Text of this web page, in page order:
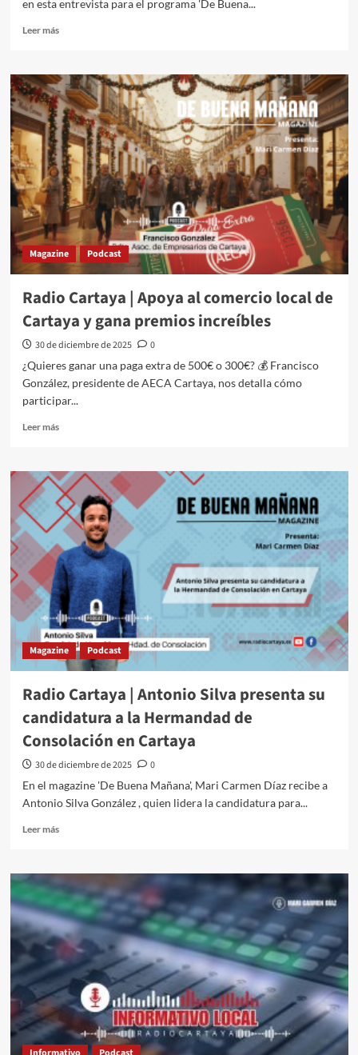
en esta entrevista para el programa 'De Buena...
Leer más
Magazine Podcast
Radio Cartaya | Apoya al comercio local de
Cartaya y gana premios increíbles
30 de diciembre de 2025
0
¿Quieres ganar una paga extra de 500€ o 300€? 💰 Francisco
González, presidente de AECA Cartaya, nos detalla cómo
participar...
Leer más
Magazine Podcast
Radio Cartaya | Antonio Silva presenta su
candidatura a la Hermandad de
Consolación en Cartaya
30 de diciembre de 2025
0
En el magazine 'De Buena Mañana', Mari Carmen Díaz recibe a
Antonio Silva González , quien lidera la candidatura para...
Leer más